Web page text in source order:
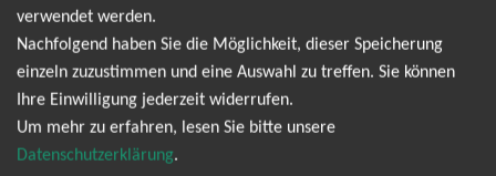
TOP-Events
André Rieu Tickets
David Garrett Tickets
verwendet werden.
Nachfolgend haben Sie die Möglichkeit, dieser Speicherung
einzeln zuzustimmen und eine Auswahl zu treffen. Sie können
Ihre Einwilligung jederzeit widerrufen.
Um mehr zu erfahren, lesen Sie bitte unsere
Datenschutzerklärung.